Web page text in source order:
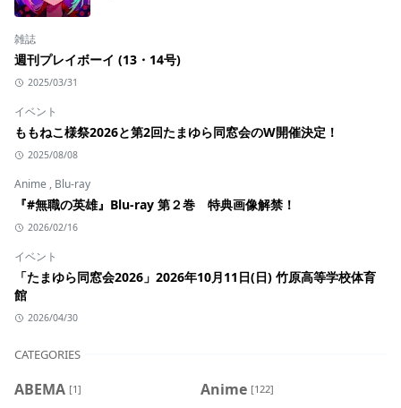
雑誌
週刊プレイボーイ (13・14号)
2025/03/31
イベント
ももねこ様祭2026と第2回たまゆら同窓会のW開催決定！
2025/08/08
Anime , Blu-ray
『#無職の英雄』Blu-ray 第２巻 特典画像解禁！
2026/02/16
イベント
「たまゆら同窓会2026」2026年10月11日(日) 竹原高等学校体育
館
2026/04/30
CATEGORIES
ABEMA [1] Anime [122]